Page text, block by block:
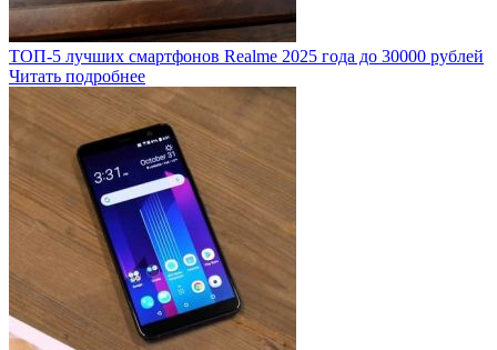
ТОП-5 лучших смартфонов Realme 2025 года до 30000 рублей
Читать подробнее